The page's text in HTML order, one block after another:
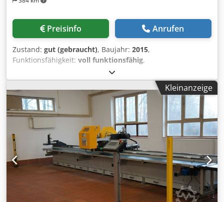
Preisinfo Anrufen
Zustand: gut (gebraucht), Baujahr: 2015,
Funktionsfähigkeit: voll funktionsfähig,
600 mm
bei 90°:220 mm, Zum Verkauf kommt: 1 Stück gebrauchter
CNC Alu Kreissägevollautomat inkl. Absaugung Hersteller:
Tronzadoras MG Modell: GAA-600 - CNC BJ: 2015
Dsdjuyyhaspfx Ah Djkr TECHNISCHE DATEN •
Schnittbereich rund: 220mm, Kasten: 300 x 90mm,
Quadrat: 175mm • Antriebsleistung 4,1 KW / 400 V / 50 Hz •
Drehzahl 3000 U/min. • Schnittgeschwindigkeit 55 m/sec. •
Blattabmessung 600 x 50 mm • max. Schnitthöhe 220 mm •
Abmessung 2020 x 1510 x 975 mm • Gewicht 650 Kg
Maschine kommt inkl. 6m Zuführungs - Rollenbahn und
der passenden Absaugung. Die Säge kann gern in
unserem Lager in 09599 Freiberg besichtigt werden.
Kleinanzeige